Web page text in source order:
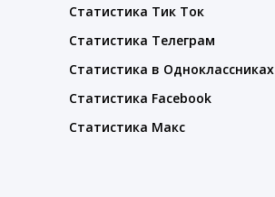
Статистика Тик Ток
Статистика Телеграм
Статистика в Одноклассниках
Статистика Facebook
Статистика Макс